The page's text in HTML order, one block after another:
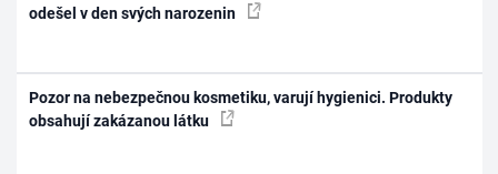
odešel v den svých narozenin
Pozor na nebezpečnou kosmetiku, varují hygienici. Produkty
obsahují zakázanou látku